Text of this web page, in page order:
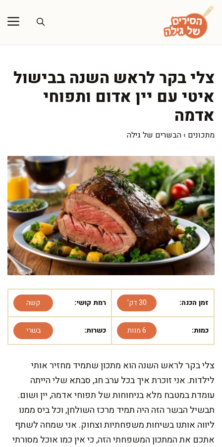
לדלג
לתוכן
צלי בקר לראש השנה בבישול
איטי עם יין אדום ותפוחי
אדמה
מתכונים › הבשרים של גילה
זמן הכנה: 30 דק' רמת קושי: קשה
כמות: 6 מנות כשרות: בשרי
צלי בקר לראש השנה הוא מתכון שתמיד מחזיר אותי
לילדות. אני זוכרת איך בכל ערב חג, סבתא שלי הייתה
עומדת במטבח מלא בניחוחות של תפוחי אדמה, יין ושום.
תבשיל הבשר הזה היה תמיד מרכז השולחן, וכל ביס ממנו
ליווה אותנו בשיחות משפחתיות וצחוק. אני שמחה לשתף
אתכם את המתכון המשפחתי הזה, כי אין כמו אוכל מסורתי